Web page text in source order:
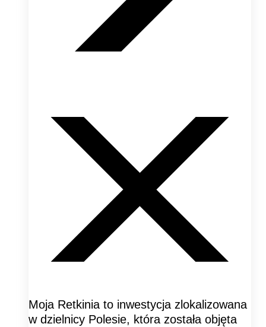
Moja Retkinia to inwestycja zlokalizowana
w dzielnicy Polesie, która została objęta